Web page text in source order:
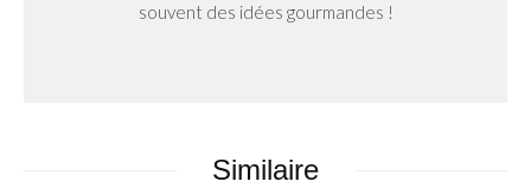
souvent des idées gourmandes !
Similaire